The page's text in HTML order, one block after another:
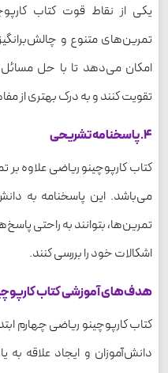
یکی از نقاط قوت کتاب
تمرین‌های متنوع و
امکان می‌دهد تا با حل
تقویت کنند و به درک بهتری از
4. پاسخنامه تشریحی
کتاب کارپوچینو ریاضی علاوه
می‌باشد. این پاسخنامه به
تمرین‌ها، بتوانند به راحتی
اشکالات خود را بررسی کنند.
هدف‌های آموزشی کتاب
کتاب کارپوچینو ریاضی چهارم
دانش‌آموزان و ایجاد علاقه